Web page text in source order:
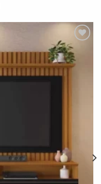
Adicionar